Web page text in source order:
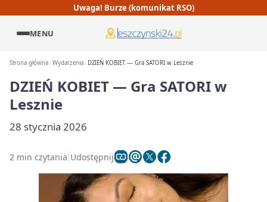
Uwaga! Burze (komunikat RSO)
MENU
Strona główna Wydarzenia DZIEŃ KOBIET — Gra SATORI w Lesznie
DZIEŃ KOBIET — Gra SATORI w
Lesznie
28 stycznia 2026
2 min czytania Udostępnij